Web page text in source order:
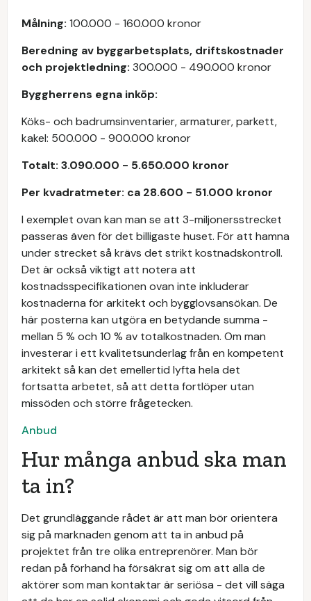
Målning: 100.000 - 160.000 kronor
Beredning av byggarbetsplats, driftskostnader
och projektledning: 300.000 - 490.000 kronor
Byggherrens egna inköp:
Köks- och badrumsinventarier, armaturer, parkett,
kakel: 500.000 - 900.000 kronor
Totalt: 3.090.000 - 5.650.000 kronor
Per kvadratmeter: ca 28.600 - 51.000 kronor
I exemplet ovan kan man se att 3-miljonersstrecket
passeras även för det billigaste huset. För att hamna
under strecket så krävs det strikt kostnadskontroll.
Det är också viktigt att notera att
kostnadsspecifikationen ovan inte inkluderar
kostnaderna för arkitekt och bygglovsansökan. De
här posterna kan utgöra en betydande summa -
mellan 5 % och 10 % av totalkostnaden. Om man
investerar i ett kvalitetsunderlag från en kompetent
arkitekt så kan det emellertid lyfta hela det
fortsatta arbetet, så att detta fortlöper utan
missöden och större frågetecken.
Anbud
Hur många anbud ska man
ta in?
Det grundläggande rådet är att man bör orientera
sig på marknaden genom att ta in anbud på
projektet från tre olika entreprenörer. Man bör
redan på förhand ha försäkrat sig om att alla de
aktörer som man kontaktar är seriösa - det vill säga